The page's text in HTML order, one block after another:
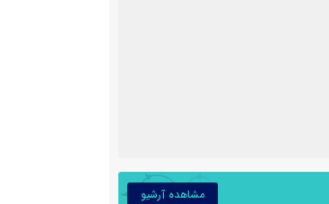
مشاهده آرشیو